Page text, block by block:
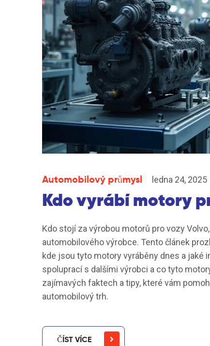
Automobilový průmysl ledna 24, 2025
Kdo vyrábí motory
Kdo stojí za výrobou motorů pro vozy
automobilového výrobce. Tento článek
kde jsou tyto motory vyráběny dnes a jaké
spoluprací s dalšími výrobci a co tyto
zajímavých faktech a tipy, které vám
automobilový trh.
ČÍST VÍCE